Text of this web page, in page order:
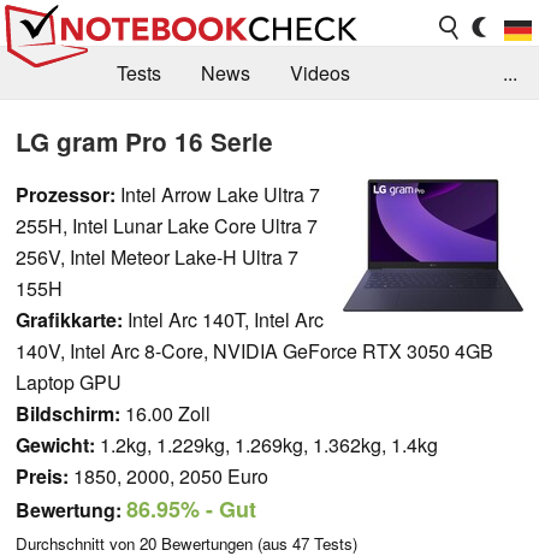
Tests News
Videos
Jobs
Forum
...
LG gram Pro 16 Serie
Prozessor: Intel Arrow Lake Ultra 7
255H, Intel Lunar Lake Core Ultra 7
256V, Intel Meteor Lake-H Ultra 7
155H
Grafikkarte: Intel Arc 140T, Intel Arc
140V, Intel Arc 8-Core, NVIDIA GeForce RTX 3050 4GB
Laptop GPU
Bildschirm: 16.00 Zoll
Gewicht: 1.2kg, 1.229kg, 1.269kg, 1.362kg, 1.4kg
Preis: 1850, 2000, 2050 Euro
Bewertung: 86.95%- Gut
Durchschnitt von 20 Bewertungen (aus 47 Tests)